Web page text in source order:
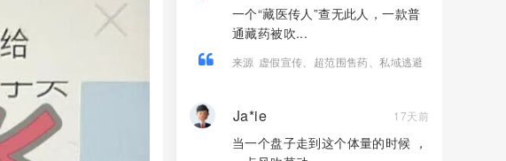
一个“藏医传人”查无此人，一款普
通藏药被吹...
来源 虚假宣传、超范围售药、私域逃避
Ja*ie 17天前
当一个盘子走到这个体量的时候 ，